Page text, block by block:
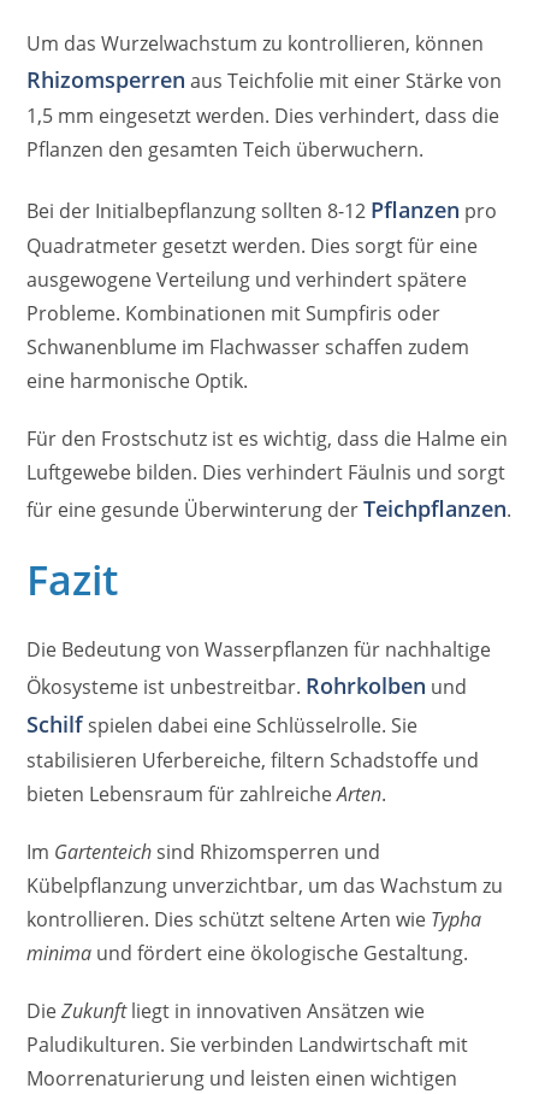
Um das Wurzelwachstum zu kontrollieren, können
Rhizomsperren aus Teichfolie mit einer Stärke von
1,5 mm eingesetzt werden. Dies verhindert, dass die
Pflanzen den gesamten Teich überwuchern.
Bei der Initialbepflanzung sollten 8-12 Pflanzen pro
Quadratmeter gesetzt werden. Dies sorgt für eine
ausgewogene Verteilung und verhindert spätere
Probleme. Kombinationen mit Sumpfiris oder
Schwanenblume im Flachwasser schaffen zudem
eine harmonische Optik.
Für den Frostschutz ist es wichtig, dass die Halme ein
Luftgewebe bilden. Dies verhindert Fäulnis und sorgt
für eine gesunde Überwinterung derTeichpflanzen.
Fazit
Die Bedeutung von Wasserpflanzen für nachhaltige
Ökosysteme ist unbestreitbar. Rohrkolben und
Schilfspielen dabei eine Schlüsselrolle. Sie
stabilisieren Uferbereiche, filtern Schadstoffe und
bieten Lebensraum für zahlreicheArten.
Im Gartenteichsind Rhizomsperren und
Kübelpflanzung unverzichtbar, um das Wachstum zu
kontrollieren. Dies schützt seltene Arten wie Typha
minima und fördert eine ökologische Gestaltung.
DieZukunftliegt in innovativen Ansätzen wie
Paludikulturen. Sie verbinden Landwirtschaft mit
Moorrenaturierung und leisten einen wichtigen